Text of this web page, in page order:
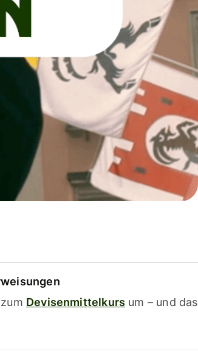
Devisenmittelkurs um – und das